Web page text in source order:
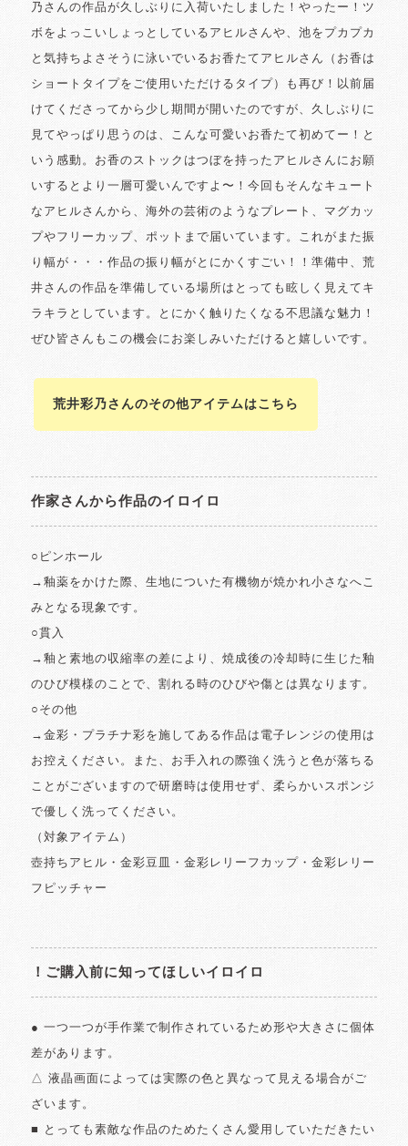
乃さんの作品が久しぶりに入荷いたしました！やったー！ツ
ボをよっこいしょっとしているアヒルさんや、池をプカプカ
と気持ちよさそうに泳いでいるお香たてアヒルさん（お香は
ショートタイプをご使用いただけるタイプ）も再び！以前届
けてくださってから少し期間が開いたのですが、久しぶりに
見てやっぱり思うのは、こんな可愛いお香たて初めてー！と
いう感動。お香のストックはつぼを持ったアヒルさんにお願
いするとより一層可愛いんですよ〜！今回もそんなキュート
なアヒルさんから、海外の芸術のようなプレート、マグカッ
プやフリーカップ、ポットまで届いています。これがまた振
り幅が・・・作品の振り幅がとにかくすごい！！準備中、荒
井さんの作品を準備している場所はとっても眩しく見えてキ
ラキラとしています。とにかく触りたくなる不思議な魅力！
ぜひ皆さんもこの機会にお楽しみいただけると嬉しいです。
荒井彩乃さんのその他アイテムはこちら
作家さんから作品のイロイロ
○ピンホール
→釉薬をかけた際、生地についた有機物が焼かれ小さなへこ
みとなる現象です。
○貫入
→釉と素地の収縮率の差により、焼成後の冷却時に生じた釉
のひび模様のことで、割れる時のひびや傷とは異なります。
○その他
→金彩・プラチナ彩を施してある作品は電子レンジの使用は
お控えください。また、お手入れの際強く洗うと色が落ちる
ことがございますので研磨時は使用せず、柔らかいスポンジ
で優しく洗ってください。
（対象アイテム）
壺持ちアヒル・金彩豆皿・金彩レリーフカップ・金彩レリー
フピッチャー
！ご購入前に知ってほしいイロイロ
● 一つ一つが手作業で制作されているため形や大きさに個体
差があります。
△ 液晶画面によっては実際の色と異なって見える場合がご
ざいます。
■ とっても素敵な作品のためたくさん愛用していただきたい